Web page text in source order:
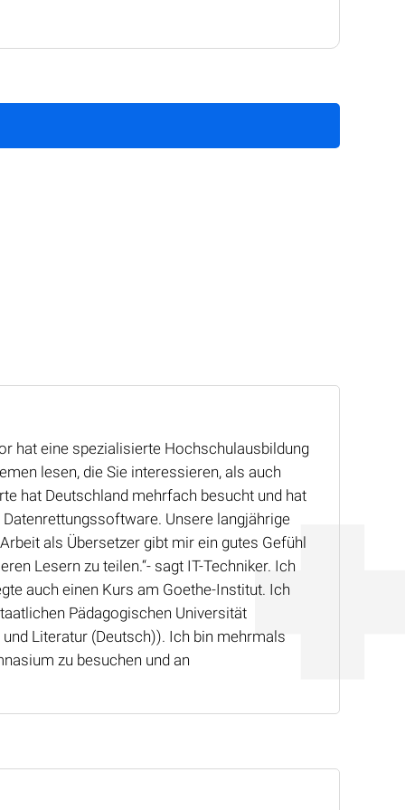
hat eine spezialisierte Hochschulausbildung
lesen, die Sie interessieren, als auch
hat Deutschland mehrfach besucht und hat
Unsere langjährige
als Übersetzer gibt mir ein gutes Gefühl
Lesern zu teilen.“- sagt IT-Techniker. Ich
auch einen Kurs am Goethe-Institut. Ich
Pädagogischen Universität
Literatur (Deutsch)). Ich bin mehrmals
zu besuchen und an